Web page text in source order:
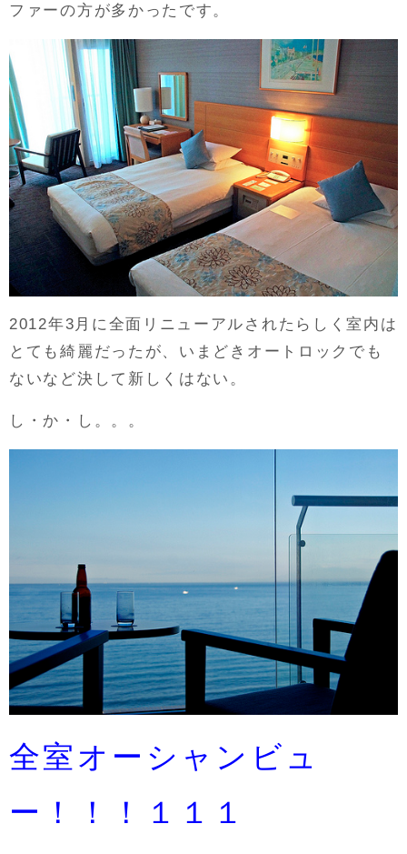
ファーの方が多かったです。
2012年3月に全面リニューアルされたらしく室内は
とても綺麗だったが、いまどきオートロックでも
ないなど決して新しくはない。
し・か・し。。。
全室オーシャンビュ
ー！！！１１１